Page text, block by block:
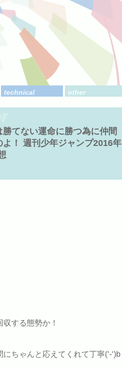
technical other
勝てない運命に勝つ為に仲間
よ！ 週刊少年ジャンプ2016年
する態勢か！
ちゃんと応えてくれて丁寧(‘-‘)b